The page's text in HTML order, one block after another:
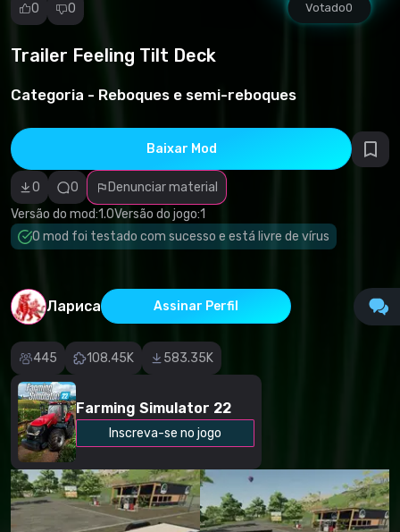
Votado0
0 0
Trailer Feeling Tilt Deck
Categoria - Reboques e semi-reboques
Baixar Mod
0 0
Denunciar material
Versão do mod:1.0Versão do jogo:1
O mod foi testado com sucesso e está livre de vírus
Лариса Assinar Perfil
445 108.45K 583.35K
Farming Simulator 22
Inscreva-se no jogo
Denunciar
incorreta
Software
malicioso/vírus
Conteúdo não
funcional
Descrição